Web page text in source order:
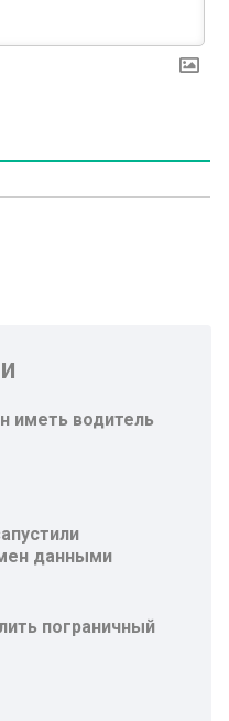
иметь водитель
данными
пограничный